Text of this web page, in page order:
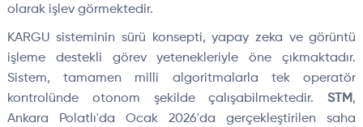
olarak işlev görmektedir.
KARGU sisteminin sürü konsepti, yapay zeka ve görüntü
işleme destekli görev yetenekleriyle öne çıkmaktadır.
Sistem, tamamen milli algoritmalarla tek operatör
kontrolünde otonom şekilde çalışabilmektedir.STM,
Ankara Polatlı'da Ocak 2026'da gerçekleştirilen saha